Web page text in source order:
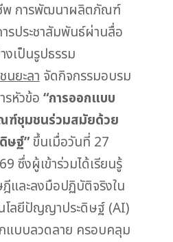
พ การพัฒนาผลิตภัณฑ์
รประชาสัมพันธ์ผ่านสื่อ
งเป็นรูปธรรม
นยะลาจัดกิจกรรมอบรม
รหัวข้อ “การออกแบบ
ฑ์ชุมชนร่วมสมัยด้วย
ษฐ์”ขึ้นเมื่อวันที่ 27
ซึ่งผู้เข้าร่วมได้เรียนรู้
และลงมือปฏิบัติจริงใน
นโลยีปัญญาประดิษฐ์ (AI)
แบบลวดลาย ครอบคลุม